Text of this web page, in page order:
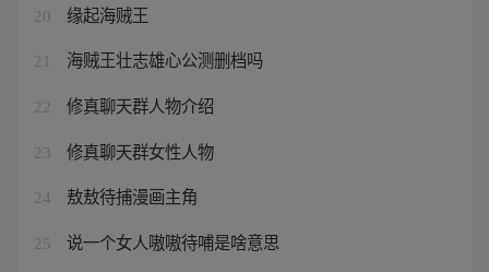
20 缘起海贼王
21 海贼王壮志雄心公测删档吗
22 修真聊天群人物介绍
23 修真聊天群女性人物
24 敖敖待捕漫画主角
25 说一个女人嗷嗷待哺是啥意思